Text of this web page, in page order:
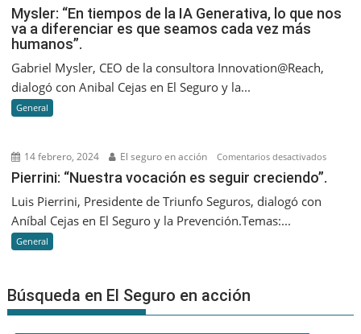
Mysler:
va
Mysler: “En tiempos de la IA Generativa, lo que nos
va a diferenciar es que seamos cada vez más
humanos”.
Gabriel Mysler, CEO de la consultora Innovation@Reach,
dialogó con Anibal Cejas en El Seguro y la...
General
14 febrero, 2024 El seguro en acción Comentarios desactivadosen
Pierrini: “Nuestra vocación es seguir creciendo”.
Luis Pierrini, Presidente de Triunfo Seguros, dialogó con
Aníbal Cejas en El Seguro y la Prevención.Temas:...
General
Búsqueda en El Seguro en acción